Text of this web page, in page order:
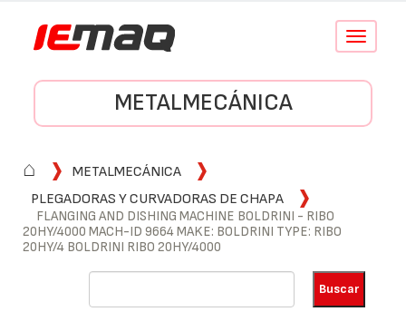
Conmutar
METALMECÁNICA
⌂
METALMECÁNICA
PLEGADORAS Y CURVADORAS DE CHAPA
FLANGING AND DISHING MACHINE BOLDRINI - RIBO
20HY/4000 MACH-ID 9664 MAKE: BOLDRINI TYPE: RIBO
20HY/4 BOLDRINI RIBO 20HY/4000